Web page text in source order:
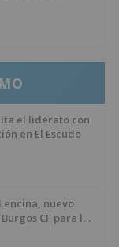
el liderato con
en El Escudo
nuevo
CF para la